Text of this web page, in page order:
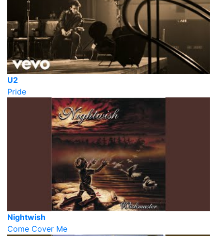
U2
Pride
Nightwish
Come Cover Me